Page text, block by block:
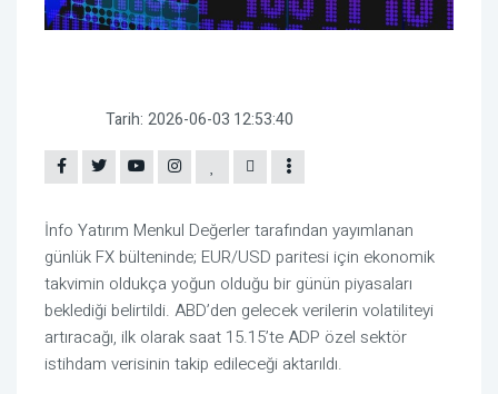
Tarih: 2026-06-03 12:53:40
İnfo Yatırım Menkul Değerler tarafından yayımlanan
günlük FX bülteninde; EUR/USD paritesi için ekonomik
takvimin oldukça yoğun olduğu bir günün piyasaları
beklediği belirtildi. ABD’den gelecek verilerin volatiliteyi
artıracağı, ilk olarak saat 15.15’te ADP özel sektör
istihdam verisinin takip edileceği aktarıldı.